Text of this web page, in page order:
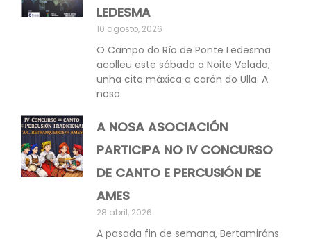
LEDESMA
10 agosto, 2026
O Campo do Río de Ponte Ledesma
acolleu este sábado a Noite Velada,
unha cita máxica a carón do Ulla. A
nosa
A NOSA ASOCIACIÓN
PARTICIPA NO IV CONCURSO
DE CANTO E PERCUSIÓN DE
AMES
28 abril, 2026
A pasada fin de semana, Bertamiráns